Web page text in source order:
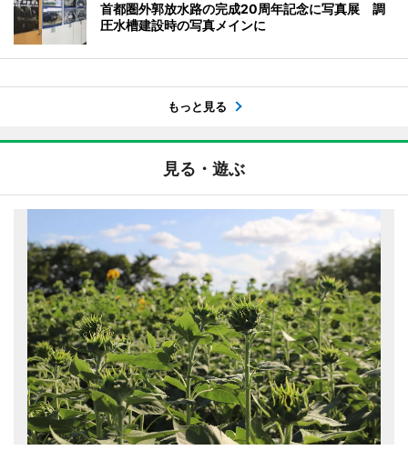
首都圏外郭放水路の完成20周年記念に写真展 調
圧水槽建設時の写真メインに
もっと見る
見る・遊ぶ